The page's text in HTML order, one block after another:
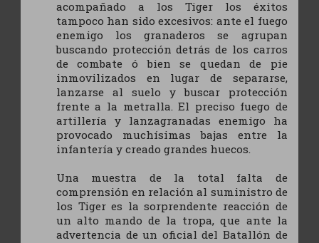
acompañado a los Tiger los éxitos
tampoco han sido excesivos: ante el fuego
enemigo los granaderos se agrupan
buscando protección detrás de los carros
de combate ó bien se quedan de pie
inmovilizados en lugar de separarse,
lanzarse al suelo y buscar protección
frente a la metralla. El preciso fuego de
artillería y lanzagranadas enemigo ha
provocado muchísimas bajas entre la
infantería y creado grandes huecos.
Una muestra de la total falta de
comprensión en relación al suministro de
los Tiger es la sorprendente reacción de
un alto mando de la tropa, que ante la
advertencia de un oficial del Batallón de